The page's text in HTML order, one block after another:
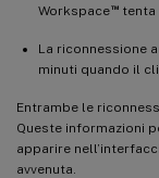
Workspace™tenta
La riconnessione
minuti quando il
Entrambe le
Queste informazioni
apparire
avvenuta.